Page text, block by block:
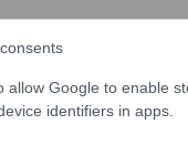
allow Google to enable
identifiers in apps.
«Κούρεμα» στα
επιβάλλει η
Αλλαγές και στα